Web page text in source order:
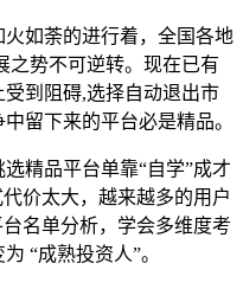
如荼的进行着，全国各地
之势不可逆转。现在已有
到阻碍,选择自动退出市
留下来的平台必是精品。
精品平台单靠“自学”成才
价太大，越来越多的用户
名单分析，学会多维度考
“成熟投资人”。